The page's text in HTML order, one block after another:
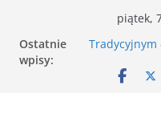
treści
piątek,
Ostatnie
wpisy:
VII Otwarte
XXVI
Tradycyjnym